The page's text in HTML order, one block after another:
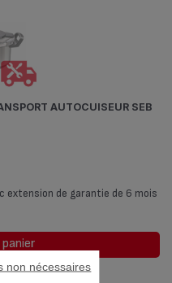
AUTOCUISEUR SEB
extension de garantie de 6 mois
non nécessaires